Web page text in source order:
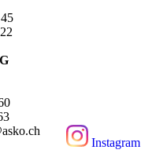
Instagram